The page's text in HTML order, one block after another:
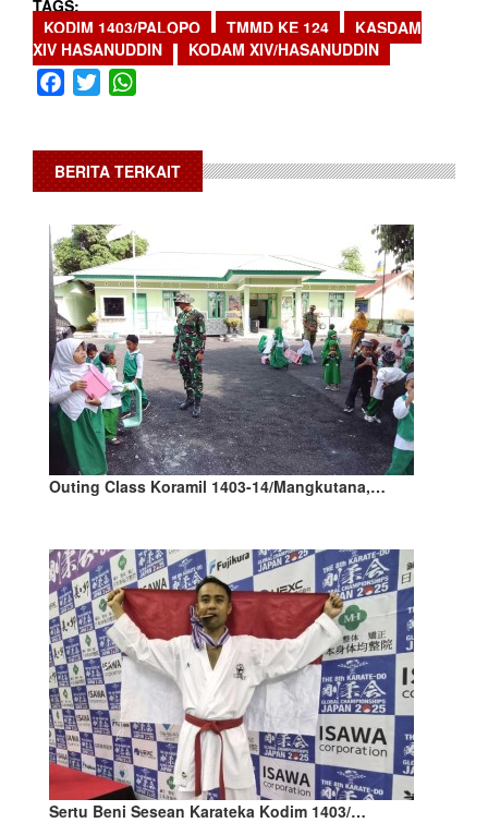
TAGS
KODIM 1403/PALOPO
TMMD KE 124
KASDAM
XIV HASANUDDIN
KODAM XIV/HASANUDDIN
Facebook
Twitter
BERITA TERKAIT
Outing Class Koramil 1403-14/Mangkutana,…
Sertu Beni Sesean Karateka Kodim 1403/…